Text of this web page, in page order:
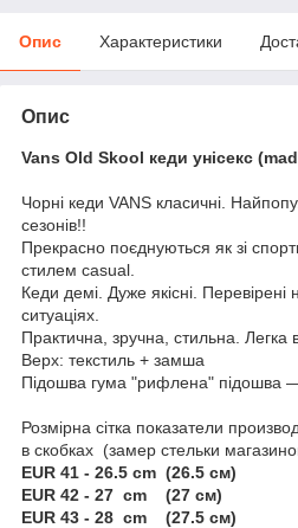
Опис Характеристики
Опис
Vans Old Skool кеди унісекс
Чорні кеди VANS класичні.
сезонів!!
Прекрасно поєднуються як зі
стилем casual.
Кеди демі. Дуже якісні.
ситуаціях.
Практична, зручна, стильна. Легка в
Верх: текстиль + замша
Підошва гума "рифлена" підошва
Розмірна сітка показатели
в скобках (замер стельки
EUR 41 - 26.5 cm (26.5 см)
EUR 42 - 27 cm (27 см)
EUR 43 - 28 cm (27.5 см)